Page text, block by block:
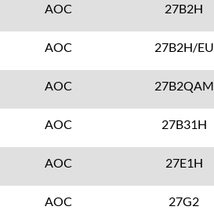
AOC 27B2H
AOC 27B2H/EU
AOC 27B2QAM
AOC 27B31H
AOC 27E1H
AOC 27G2